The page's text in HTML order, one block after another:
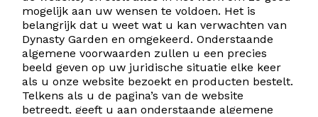
mogelijk aan uw wensen te voldoen. Het is
belangrijk dat u weet wat u kan verwachten van
Dynasty Garden en omgekeerd. Onderstaande
algemene voorwaarden zullen u een precies
beeld geven op uw juridische situatie elke keer
als u onze website bezoekt en producten bestelt.
Telkens als u de pagina’s van de website
betreedt, geeft u aan onderstaande algemene